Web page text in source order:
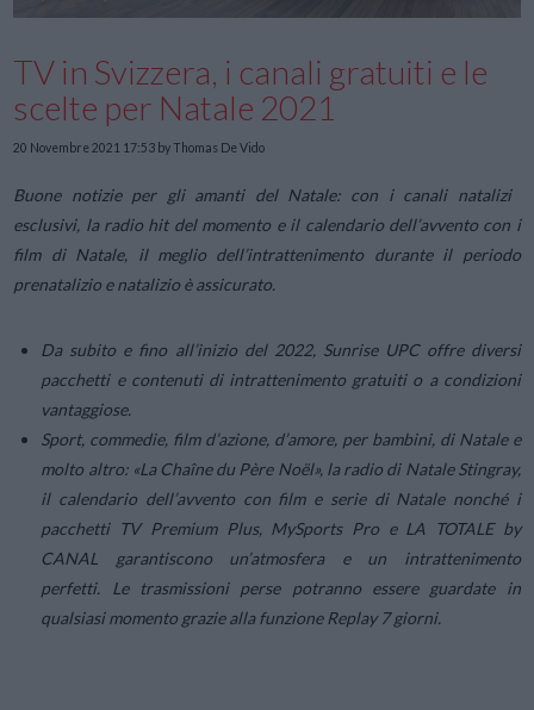
TV in Svizzera, i canali gratuiti e le
scelte per Natale 2021
20 Novembre 2021 17:53 by Thomas De Vido
Buone notizie per gli amanti del Natale: con i canali natalizi
esclusivi, la radio hit del momento e il calendario dell’avvento con i
film di Natale, il meglio dell’intrattenimento durante il periodo
prenatalizio e natalizio è assicurato.
Da subito e fino all’inizio del 2022, Sunrise UPC offre diversi
pacchetti e contenuti di intrattenimento gratuiti o a condizioni
vantaggiose.
Sport, commedie, film d’azione, d’amore, per bambini, di Natale e
molto altro: «La Chaîne du Père Noël», la radio di Natale Stingray,
il calendario dell’avvento con film e serie di Natale nonché i
pacchetti TV Premium Plus, MySports Pro e LA TOTALE by
CANAL garantiscono un’atmosfera e un intrattenimento
perfetti. Le trasmissioni perse potranno essere guardate in
qualsiasi momento grazie alla funzione Replay 7 giorni.